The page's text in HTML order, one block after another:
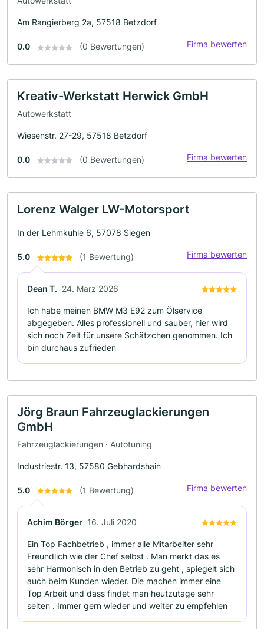
Am Rangierberg 2a, 57518 Betzdorf
0.0 (0 Bewertungen) Firma bewerten
Kreativ-Werkstatt Herwick GmbH
Autowerkstatt
Wiesenstr. 27-29, 57518 Betzdorf
0.0 (0 Bewertungen) Firma bewerten
Lorenz Walger LW-Motorsport
In der Lehmkuhle 6, 57078 Siegen
5.0 (1 Bewertung) Firma bewerten
Dean T. 24. März 2026
Ich habe meinen BMW M3 E92 zum Ölservice
abgegeben. Alles professionell und sauber, hier wird
sich noch Zeit für unsere Schätzchen genommen. Ich
bin durchaus zufrieden
Jörg Braun Fahrzeuglackierungen
GmbH
Fahrzeuglackierungen · Autotuning
Industriestr. 13, 57580 Gebhardshain
5.0 (1 Bewertung) Firma bewerten
Achim Börger 16. Juli 2020
Ein Top Fachbetrieb , immer alle Mitarbeiter sehr
Freundlich wie der Chef selbst . Man merkt das es
sehr Harmonisch in den Betrieb zu geht , spiegelt sich
auch beim Kunden wieder. Die machen immer eine
Top Arbeit und dass findet man heutzutage sehr
selten . Immer gern wieder und weiter zu empfehlen